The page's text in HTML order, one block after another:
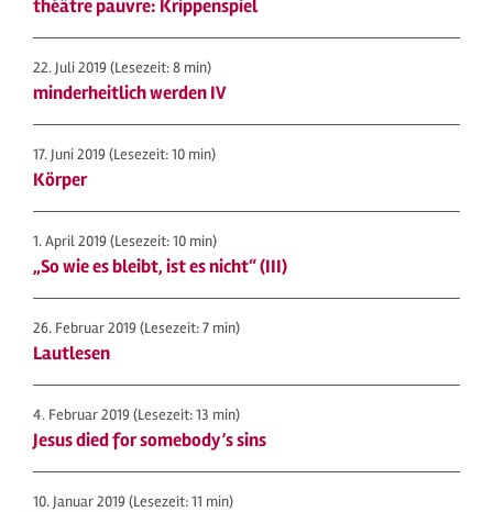
théâtre pauvre: Krippenspiel
22. Juli 2019(Lesezeit: 8 min)
minderheitlich werden IV
17. Juni 2019(Lesezeit: 10 min)
Körper
1. April 2019(Lesezeit: 10 min)
„So wie es bleibt, ist es nicht“ (III)
26. Februar 2019(Lesezeit: 7 min)
Lautlesen
4. Februar 2019(Lesezeit: 13 min)
Jesus died for somebody’s sins
10. Januar 2019(Lesezeit: 11 min)